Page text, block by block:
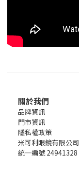
關於我們
品牌資訊
門市資訊
隱私權政策
米可利眼鏡有限公司
統一編號 24941328